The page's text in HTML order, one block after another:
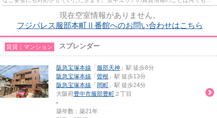
現在空室情報がありません。
フジパレス服部本町Ⅱ番館へのお問い合わせはこちら
賃貸｜マンション スプレンダー
阪急宝塚本線 「 服部天神 」駅 徒歩8分
阪急宝塚本線 「 曽根 」駅 徒歩13分
阪急宝塚本線 「 岡町 」駅 徒歩24分
大阪府豊中市服部豊町 ２丁目
-
築年数：築21年